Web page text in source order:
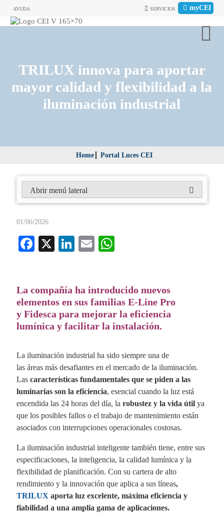
AYUDA myCEI
SERVICIOS
TRILUX innova para aportar
mayor calidad y flexibilidad a la
iluminación industrial
Home Portal Luces CEI
01/06/2026
Fa
ok
X
Li
In
E
A
pp
La compañía ha introducido nuevos
elementos en sus familias E-Line Pro
y Fidesca para mejorar la eficiencia
lumínica y facilitar la instalación.
La iluminación industrial ha sido siempre una de
las áreas más desafiantes en el mercado de la iluminación.
Las características fundamentales que se piden a las
luminarias son la eficiencia, esencial cuando la luz está
encendida las 24 horas del día, la robustez y la vida útilya
que los posibles fallos o el trabajo de mantenimiento están
asociados con interrupciones operacionales costosas.
La iluminación industrial inteligente también tiene, entre sus
especificaciones, la inteligencia, la calidad lumínica y la
flexibilidad de planificación. Con su cartera de alto
rendimiento y la innovación que aplica a sus líneas,
TRILUX aporta luz excelente, máxima eficiencia y
fiabilidad a una amplia gama de aplicaciones.
Abrir menú lateral